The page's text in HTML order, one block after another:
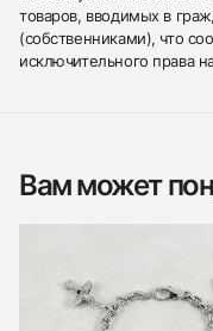
товаров, вводимых в
(собственниками), что
исключительного права
Вам может